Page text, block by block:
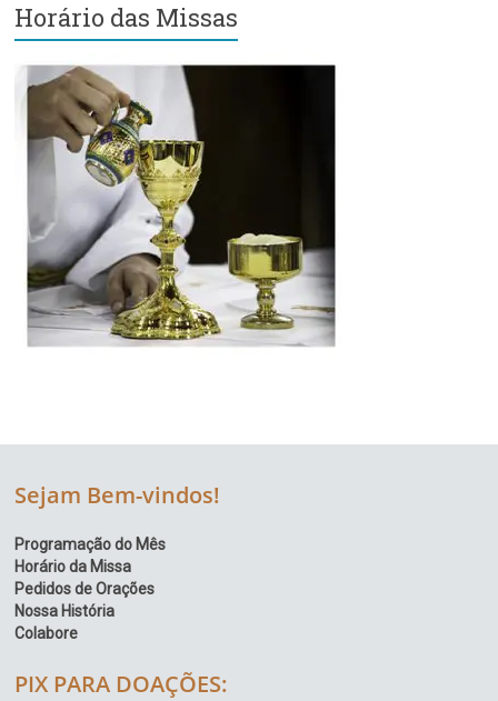
Horário das Missas
Sejam Bem-vindos!
Programação do Mês
Horário da Missa
Pedidos de Orações
Nossa História
Colabore
PIX PARA DOAÇÕES: